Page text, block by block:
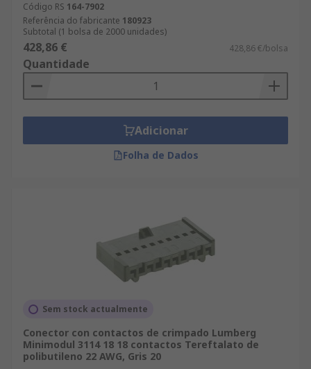
Código RS 164-7902
Referência do fabricante 180923
Subtotal (1 bolsa de 2000 unidades)
428,86 € 428,86 €/bolsa
Quantidade
Adicionar
Folha de Dados
Sem stock actualmente
Conector con contactos de crimpado Lumberg
Minimodul 3114 18 18 contactos Tereftalato de
polibutileno 22 AWG, Gris 20